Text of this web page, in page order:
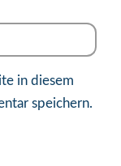
in diesem
speichern.